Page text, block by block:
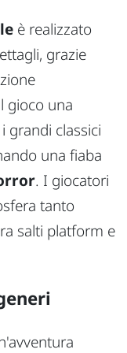
è realizzato
grazie
gioco una
grandi classici
una fiaba
. I giocatori
tanto
salti platform e